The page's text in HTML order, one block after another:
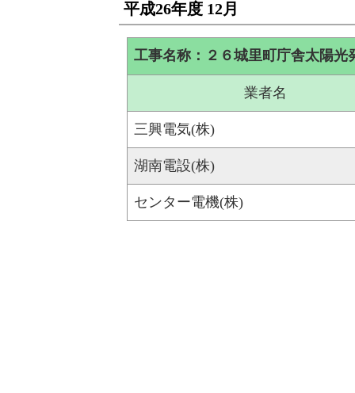
平成26年度 12月
工事名称：２６城里町庁舎太陽
業者名
三興電気(株)
湖南電設(株)
センター電機(株)